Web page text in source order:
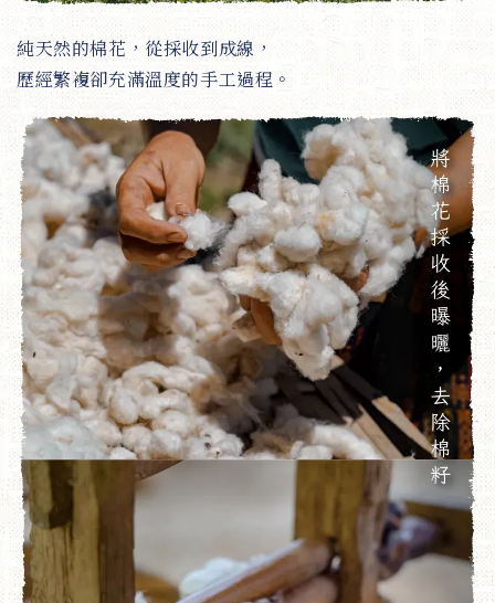
純天然的棉花，從採收到成線，
歷經繁複卻充滿溫度的手工過程。